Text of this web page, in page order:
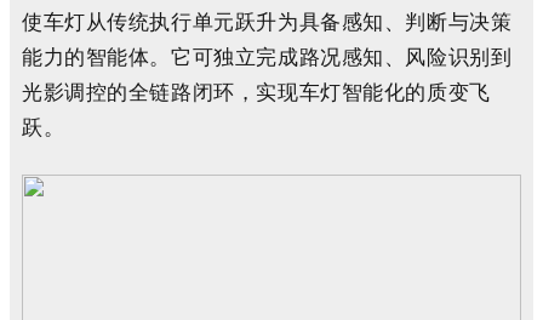
使车灯从传统执行单元跃升为具备感知、判断与决策
能力的智能体。它可独立完成路况感知、风险识别到
光影调控的全链路闭环，实现车灯智能化的质变飞
跃。